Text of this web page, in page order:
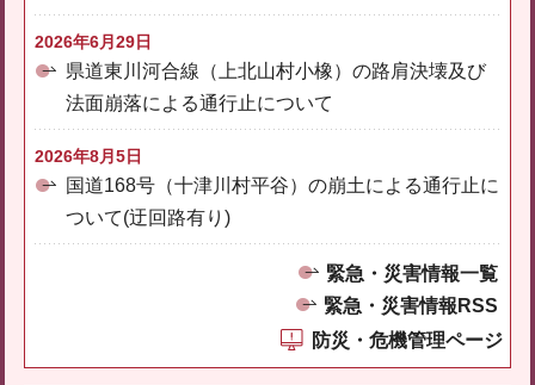
2026年6月29日
県道東川河合線（上北山村小橡）の路肩決壊及び
法面崩落による通行止について
2026年8月5日
国道168号（十津川村平谷）の崩土による通行止に
ついて(迂回路有り)
緊急・災害情報一覧
緊急・災害情報RSS
防災・危機管理ページ